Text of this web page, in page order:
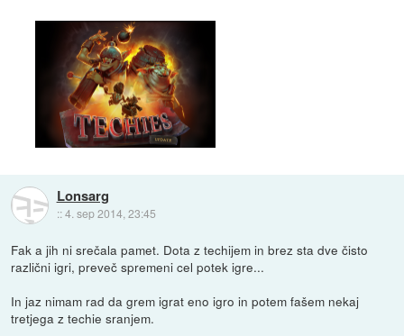
Lonsarg
::4. sep 2014, 23:45
Fak a jih ni srečala pamet. Dota z techijem in brez sta dve čisto
različni igri, preveč spremeni cel potek igre...
In jaz nimam rad da grem igrat eno igro in potem fašem nekaj
tretjega z techie sranjem.